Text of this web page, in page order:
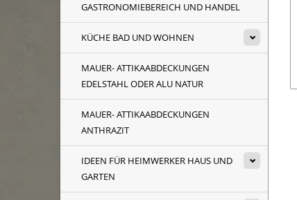
GASTRONOMIEBEREICH UND HANDEL
KÜCHE BAD UND WOHNEN
MAUER- ATTIKAABDECKUNGEN
EDELSTAHL ODER ALU NATUR
MAUER- ATTIKAABDECKUNGEN
ANTHRAZIT
IDEEN FÜR HEIMWERKER HAUS UND
GARTEN